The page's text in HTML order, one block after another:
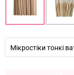
Мікростіки тонкі